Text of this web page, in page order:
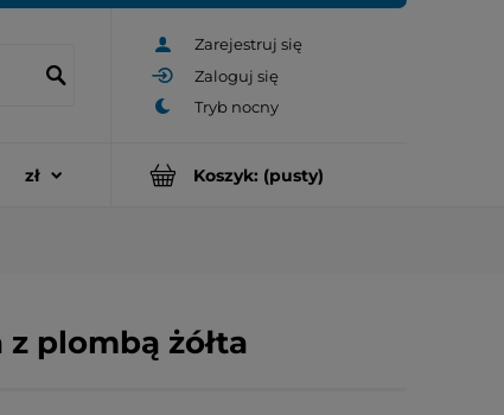
Zarejestruj się
Zaloguj się
Koszyk: (pusty)
plombą żółta